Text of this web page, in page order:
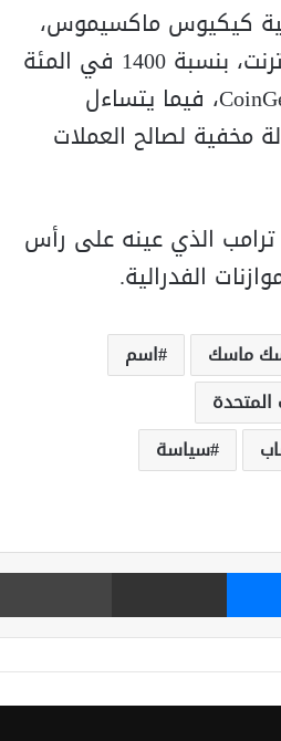
كيكيوس ماكسيموس،
وهي عملة مشفرة مستوحاة من أحد الميمات على الإنترنت، بنسبة 1400 في المئة
تقريبا بعد ظهر الثلاثاء، وفقا لموقع “كوين غيكو” CoinGecko، فيما يتساءل
مخفية لصالح العملات
ترامب الذي عينه على رأس
الفدرالية.
ماسك
اسم
المتحدة
سياسة
ماسنجر مشاركة عبر البريد